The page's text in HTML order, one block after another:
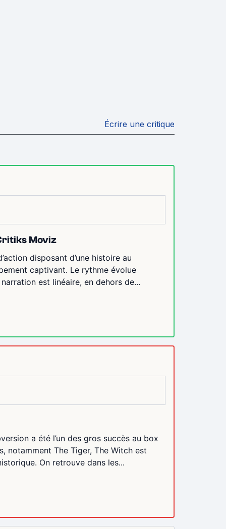
Écrire une critique
Moviz
disposant d’une histoire au
captivant. Le rythme évolue
est linéaire, en dehors de...
a été l’un des gros succès au box
notamment The Tiger, The Witch est
On retrouve dans les...